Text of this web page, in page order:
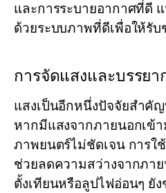
และการระบายอากาศที่ดี
ด้วยระบบภาพที่ดีเพื่อให้รั
การจัดแสงและบรรยา
แสงเป็นอีกหนึ่งปัจจัยสำคั
หากมีแสงจากภายนอกเข้
ภาพยนตร์ไม่ชัดเจน การใ
ช่วยลดความสว่างจากภา
ตั้งเทียนหรือลูปไฟอ่อนๆ ยั